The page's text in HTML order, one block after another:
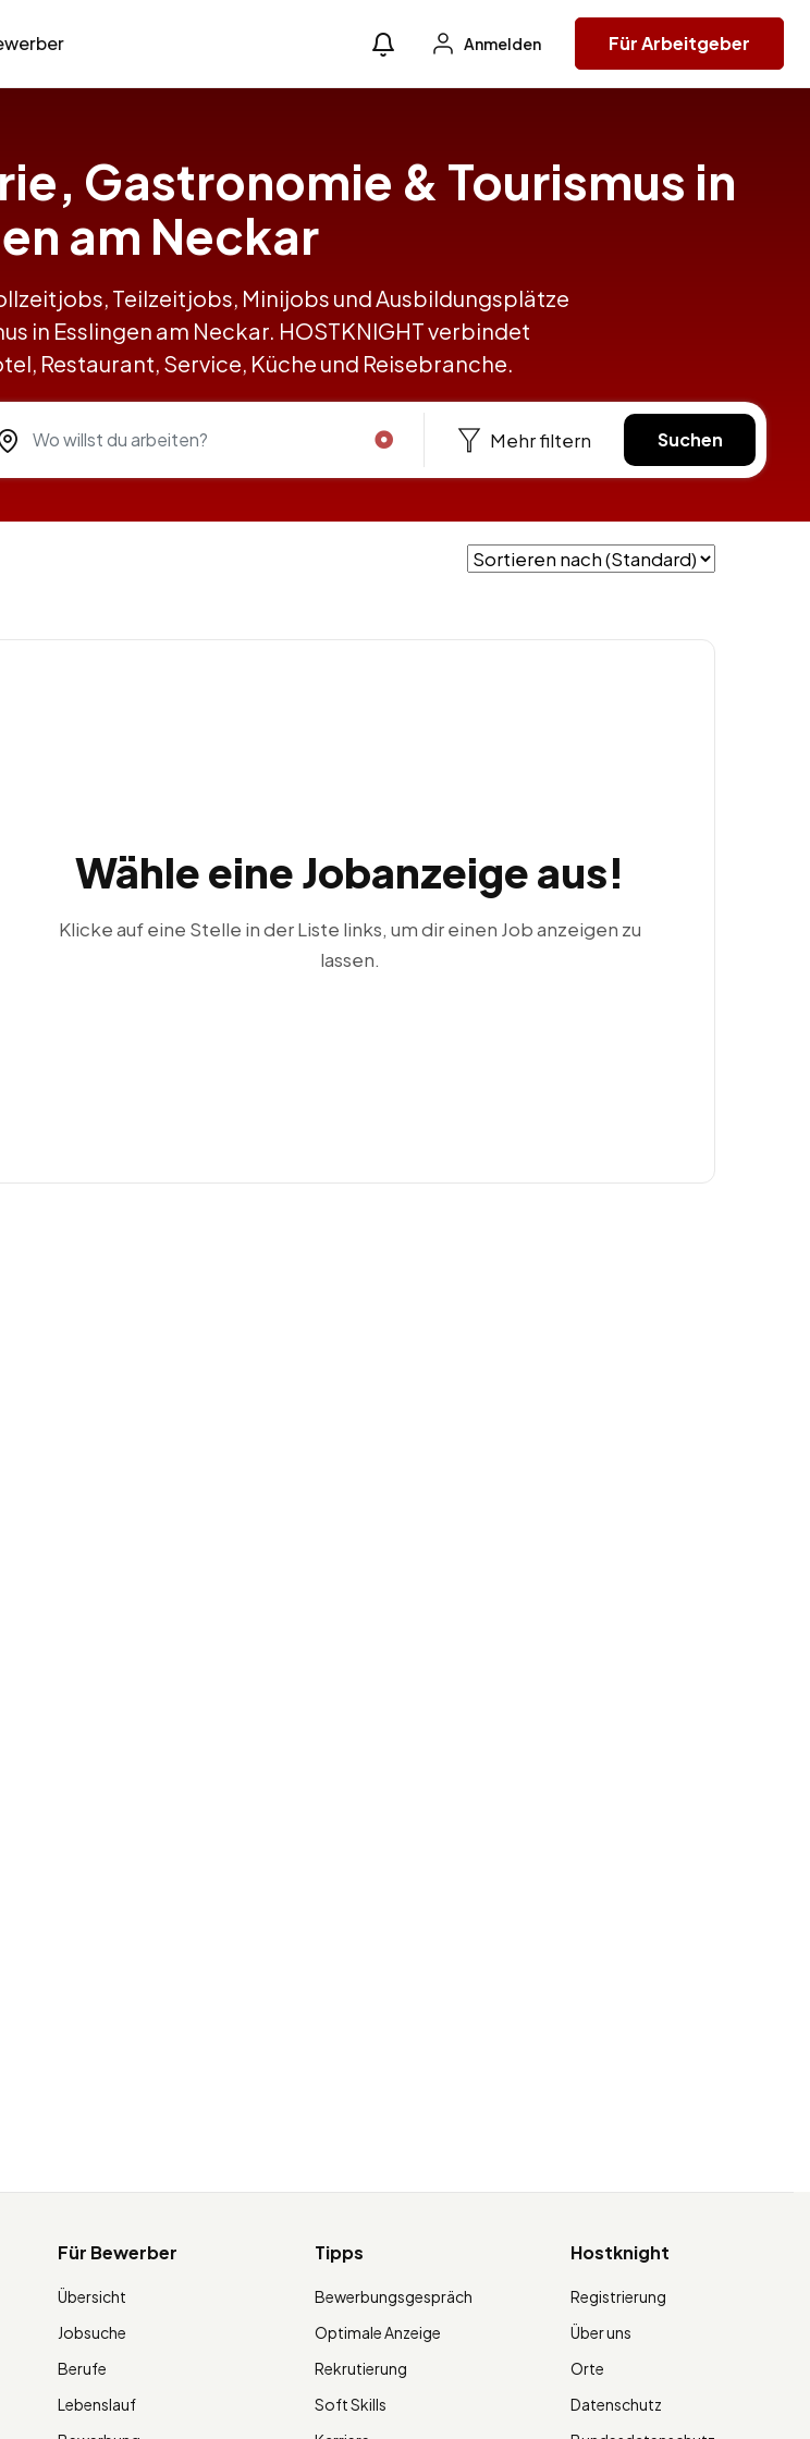
Anmelden Für Arbeitgeber
Gastronomie & Tourismus in
am Neckar
Teilzeitjobs, Minijobs und Ausbildungsplätze
in Esslingen am Neckar. HOSTKNIGHT verbindet
Restaurant, Service, Küche und Reisebranche.
Mehr filtern Suchen
Wähle eine Jobanzeige aus!
Klicke auf eine Stelle in der Liste links, um dir einen Job anzeigen zu
lassen.
Für Bewerber
Übersicht
Jobsuche
Berufe
Lebenslauf
Tipps
Bewerbungsgespräch
Optimale Anzeige
Rekrutierung
Soft Skills
Hostknight
Registrierung
Über uns
Orte
Datenschutz